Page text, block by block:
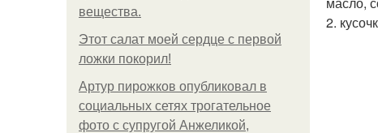
вещества.
Этот салат моей сердце с первой
ложки покорил!
Артур пирожков опубликовал в
социальных сетях трогательное
фото с супругой Анжеликой,
2.